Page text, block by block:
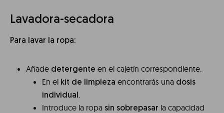
Lavadora-secadora
Para lavar la ropa:
Añade detergente en el cajetín correspondiente.
En el kit de limpieza encontrarás una dosis
individual .
Introduce la ropa sin sobrepasar la capacidad